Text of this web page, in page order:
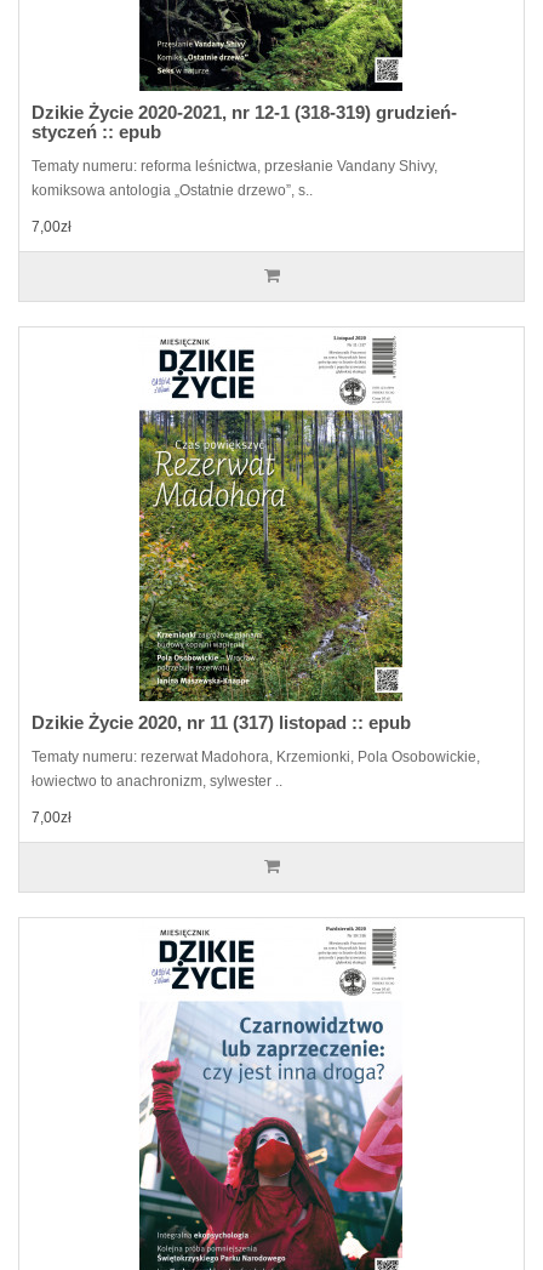
Dzikie Życie 2020-2021, nr 12-1 (318-319) grudzień-
styczeń :: epub
Tematy numeru: reforma leśnictwa, przesłanie Vandany Shivy,
komiksowa antologia „Ostatnie drzewo”, s..
7,00zł
Dzikie Życie 2020, nr 11 (317) listopad :: epub
Tematy numeru: rezerwat Madohora, Krzemionki, Pola Osobowickie,
łowiectwo to anachronizm, sylwester ..
7,00zł